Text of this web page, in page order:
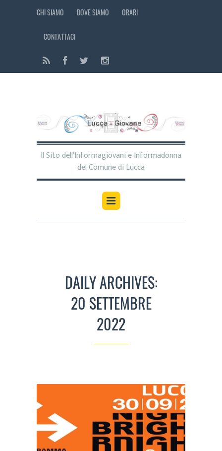
CHI SIAMO DOVE SIAMO ORARI
CONTATTACI
Il Sito dell'Informagiovani e Informadonna
del Comune di Lucca
DAILY ARCHIVES:
20 SETTEMBRE
2022